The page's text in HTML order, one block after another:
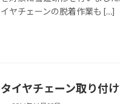
イヤチェーンの脱着作業も […]
タイヤチェーン取り付